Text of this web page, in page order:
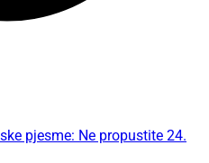
pjesme: Ne propustite 24.